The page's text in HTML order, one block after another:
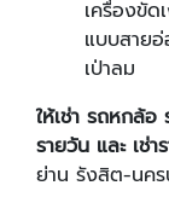
เครื่องขัด
แบบสายอ่
เป่าลม
ให้เช่า รถหกล้อ
รายวัน และ เช่า
ย่าน รังสิต-นค